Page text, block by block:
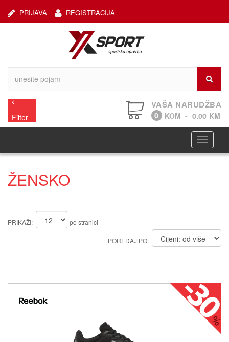
REGISTRACIJA
PRIJAVA
Filter
VAŠA NARUDŽBA
0 KOM - 0.00 KM
ŽENSKO
PRIKAŽI: po stranici
POREDAJ PO: